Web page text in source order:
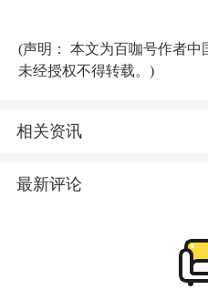
(声明： 本文为百咖号作者中
未经授权不得转载。)
相关资讯
最新评论